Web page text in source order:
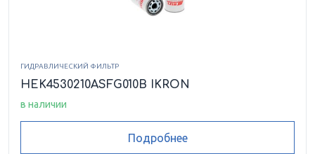
HEK8530115ASFG010HCB
HEK8530115ASFG025HCB
ГИДРАВЛИЧЕСКИЙ ФИЛЬТР
HEK4530210ASFG010B IKRON
в наличии
Подробнее